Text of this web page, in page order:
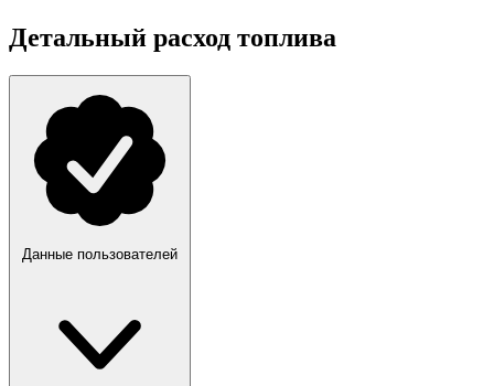
Детальный расход топлива
Данные пользователей